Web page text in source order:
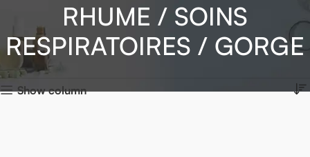
RHUME / SOINS
RESPIRATOIRES / GORGE
Show column